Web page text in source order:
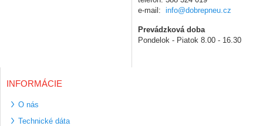
e-mail: info@dobrepneu.cz
Prevádzková doba
Pondelok - Piatok 8.00 - 16.30
INFORMÁCIE
O nás
Technické dáta